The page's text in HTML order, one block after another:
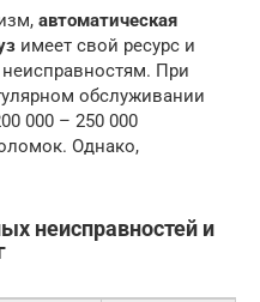
автоматическая
имеет свой ресурс и
При
обслуживании
000 – 250 000
Однако,
неисправностей и